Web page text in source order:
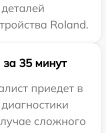
Roland.
35 минут
приедет в
сложного